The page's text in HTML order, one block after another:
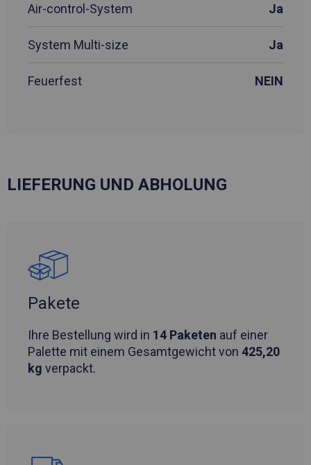
Air-control-System Ja
System Multi-size Ja
Feuerfest NEIN
LIEFERUNG UND ABHOLUNG
Pakete
Ihre Bestellung wird in 14 Paketen auf einer
Palette mit einem Gesamtgewicht von 425,20
kg verpackt.